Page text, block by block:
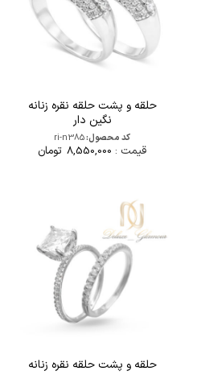
حلقه و پشت حلقه نقره زنانه
نگین دار
کد محصول:ri-n385
قیمت : 8,550,000 تومان
حلقه و پشت حلقه نقره زنانه